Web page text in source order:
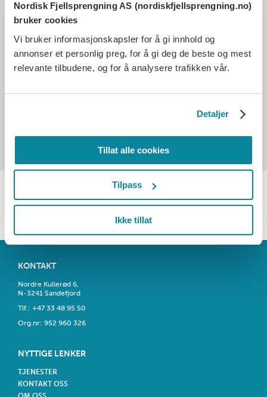
Nordisk Fjellsprengning AS (nordiskfjellsprengning.no)
bruker cookies
Vi bruker informasjonskapsler for å gi innhold og
annonser et personlig preg, for å gi deg de beste og mest
relevante tilbudene, og for å analysere trafikken vår.
Detaljer
Tillat alle cookies
Tilpass
Ikke tillat
SE ALLE REFERANSER
KONTAKT
Nordre Kullerød 6,
N-3241 Sandefjord
Tlf.: +47 33 48 95 50
​Org.nr: 952 960 326
NYTTIGE LENKER
TJENESTER
KONTAKT OSS